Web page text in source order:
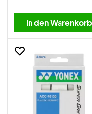
In den Warenkorb